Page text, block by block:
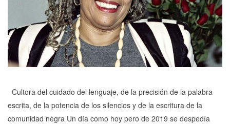
Cultora del cuidado del lenguaje, de la precisión de la palabra
escrita, de la potencia de los silencios y de la escritura de la
comunidad negra Un día como hoy pero de 2019 se despedía